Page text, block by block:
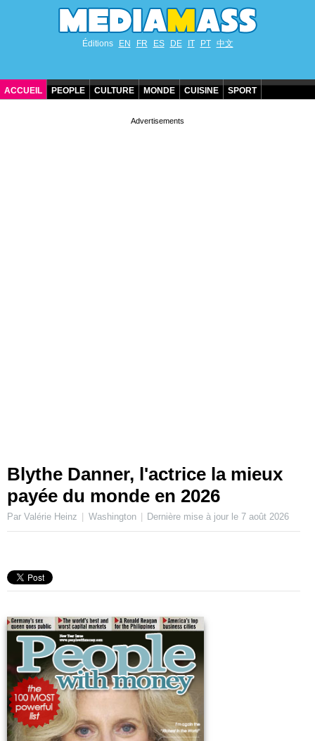
Éditions EN FR ES DE IT PT 中文
ACCUEIL PEOPLE CULTURE MONDE CUISINE SPORT
Blythe Danner, l'actrice la mieux
payée du monde en 2026
Par Valérie Heinz Washington Dernière mise à jour le 7 août 2026